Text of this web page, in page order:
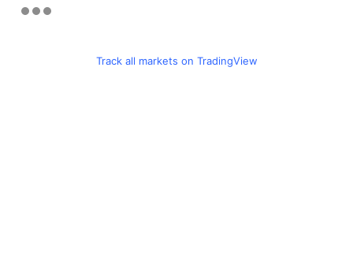
Track all markets on TradingView